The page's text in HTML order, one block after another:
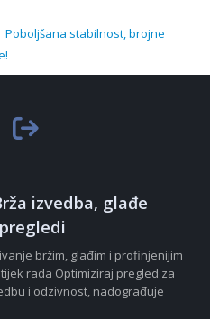
Poboljšana stabilnost, brojne
izvedba, glađe
bržim, glađim i profinjenijim
rada Optimiziraj pregled za
i odzivnost, nadograđuje